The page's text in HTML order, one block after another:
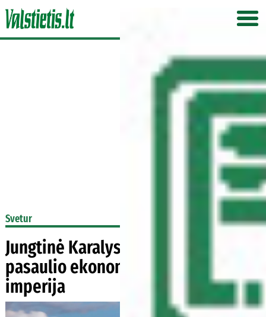
Svetur
Jungtinė Karalystė su 4 proc.
pasaulio ekonomikos vėl nori būti
imperija